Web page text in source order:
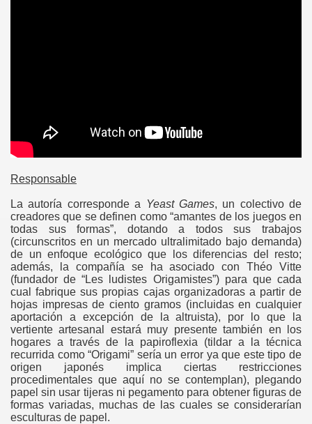
Responsable
La autoría corresponde a Yeast Games, un colectivo de
creadores que se definen como “amantes de los juegos en
todas sus formas”, dotando a todos sus trabajos
(circunscritos en un mercado ultralimitado bajo demanda)
de un enfoque ecológico que los diferencias del resto;
además, la compañía se ha asociado con Théo Vitte
(fundador de “Les ludistes Origamistes”) para que cada
cual fabrique sus propias cajas organizadoras a partir de
hojas impresas de ciento gramos (incluidas en cualquier
aportación a excepción de la altruista), por lo que la
vertiente artesanal estará muy presente también en los
hogares a través de la papiroflexia (tildar a la técnica
recurrida como “Origami” sería un error ya que este tipo de
origen japonés implica ciertas restricciones
procedimentales que aquí no se contemplan), plegando
papel sin usar tijeras ni pegamento para obtener figuras de
formas variadas, muchas de las cuales se considerarían
esculturas de papel.